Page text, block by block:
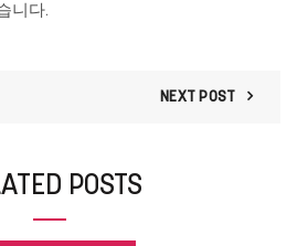
니다.
NEXT POST
POSTS